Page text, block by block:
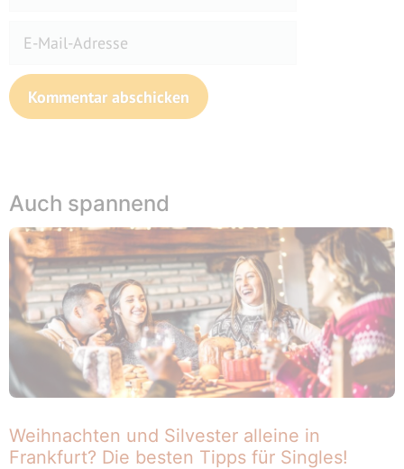
Adresse
Website
Auch spannend
Weihnachten und Silvester alleine in
Frankfurt? Die besten Tipps für Singles!